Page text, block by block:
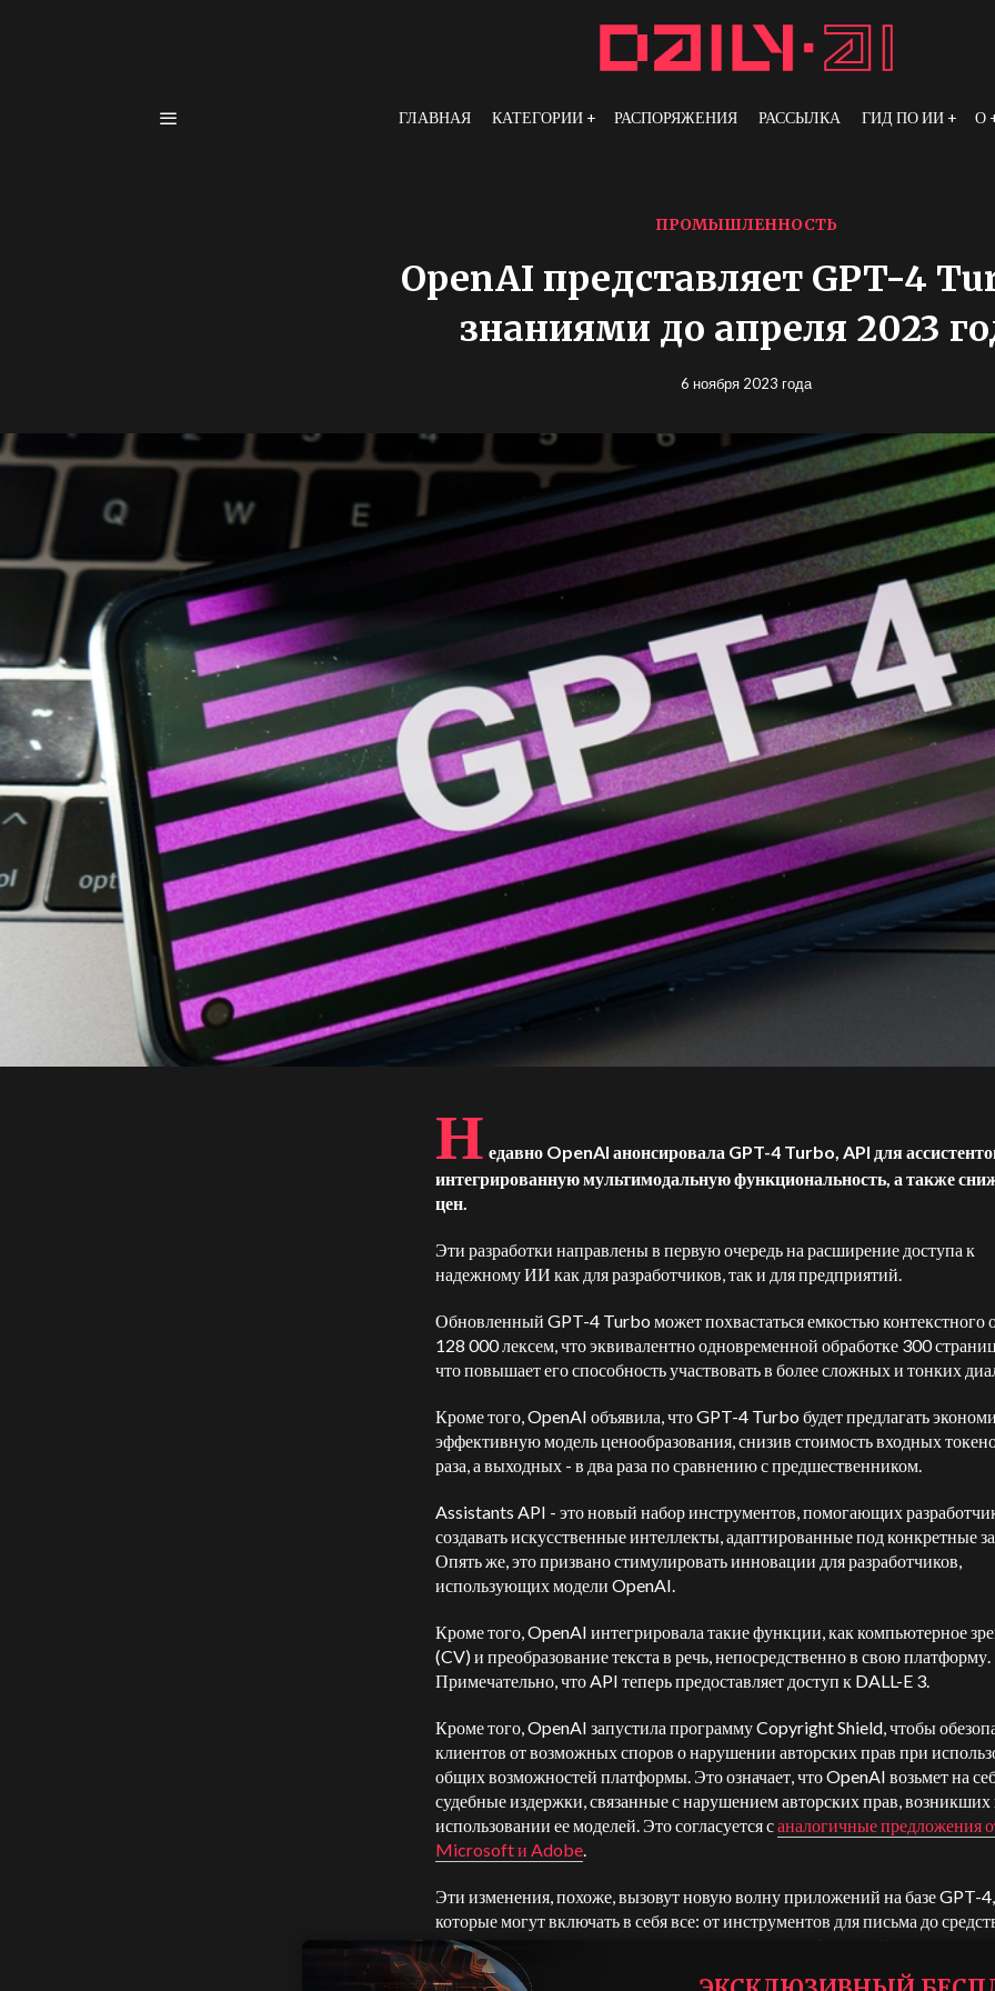
ГЛАВНАЯ КАТЕГОРИИ РАСПОРЯЖЕНИЯ РАССЫЛКА ГИД ПО ИИ О
ПРОМЫШЛЕННОСТЬ
OpenAI представляет GPT-4
знаниями до апреля 2023
6 ноября 2023 года
Н едавно OpenAI анонсировала GPT-4 Turbo, API для
интегрированную мультимодальную функциональность, а также
цен.
Эти разработки направлены в первую очередь на расширение доступа к
надежному ИИ как для разработчиков, так и для предприятий.
Обновленный GPT-4 Turbo может похвастаться емкостью контекстного
128 000 лексем, что эквивалентно одновременной обработке 300
что повышает его способность участвовать в более сложных и тонких
Кроме того, OpenAI объявила, что GPT-4 Turbo будет предлагать
эффективную модель ценообразования, снизив стоимость входных
раза, а выходных - в два раза по сравнению с предшественником.
Assistants API - это новый набор инструментов, помогающих
создавать искусственные интеллекты, адаптированные под конкретные
Опять же, это призвано стимулировать инновации для разработчиков,
использующих модели OpenAI.
Кроме того, OpenAI интегрировала такие функции, как компьютерное
(CV) и преобразование текста в речь, непосредственно в свою платформу.
Примечательно, что API теперь предоставляет доступ к DALL-E 3.
Кроме того, OpenAI запустила программу Copyright Shield, чтобы
клиентов от возможных споров о нарушении авторских прав при
общих возможностей платформы. Это означает, что OpenAI возьмет на
судебные издержки, связанные с нарушением авторских прав,
использовании ее моделей. Это согласуется саналогичные предложения
Microsoft и Adobe.
Эти изменения, похоже, вызовут новую волну приложений на базе GPT-4,
которые могут включать в себя все: от инструментов для письма до
преобразования текста в речь и распознавания изображений.